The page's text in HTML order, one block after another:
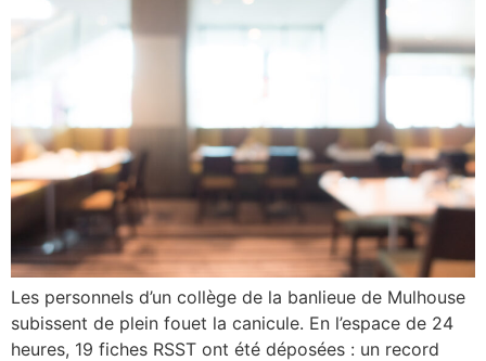
Les personnels d’un collège de la banlieue de Mulhouse
subissent de plein fouet la canicule. En l’espace de 24
heures, 19 fiches RSST ont été déposées : un record